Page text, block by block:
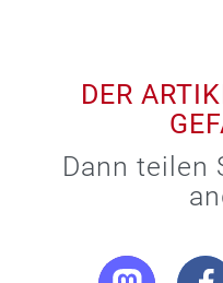
DER
Dann teilen